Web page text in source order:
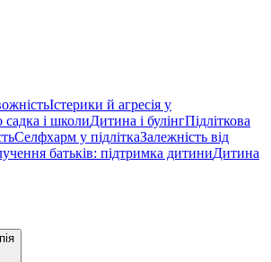
Істерики й агресія у
садка і школиДитина і булінгПідліткова
Селфхарм у підліткаЗалежність від
батьків: підтримка дитиниДитина